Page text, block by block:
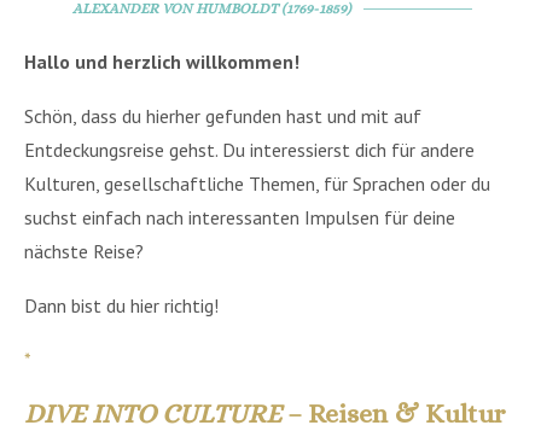
ALEXANDER VON HUMBOLDT (1769-1859)
Hallo und herzlich willkommen!
Schön, dass du hierher gefunden hast und mit auf
Entdeckungsreise gehst. Du interessierst dich für andere
Kulturen, gesellschaftliche Themen, für Sprachen oder du
suchst einfach nach interessanten Impulsen für deine
nächste Reise?
Dann bist du hier richtig!
*
DIVE INTO CULTURE– Reisen & Kultur